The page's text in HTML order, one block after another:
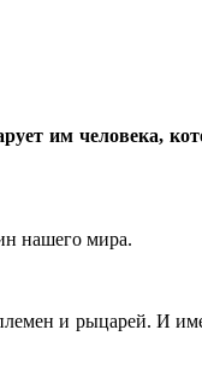
им человека,
нашего мира.
и рыцарей. И